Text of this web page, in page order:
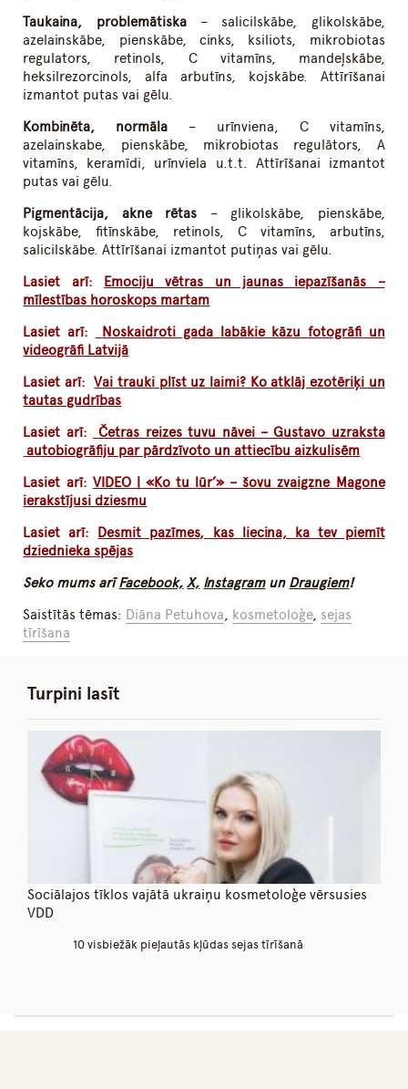
Taukaina, problemātiska– salicilskābe, glikolskābe,
azelainskābe, pienskābe, cinks, ksiliots, mikrobiotas
regulators, retinols, C vitamīns, mandeļskābe,
heksilrezorcinols, alfa arbutīns, kojskābe. Attīrīšanai
izmantot putas vai gēlu.
Kombinēta, normāla – urīnviena, C vitamīns,
azelainskabe, pienskābe, mikrobiotas regulātors, A
vitamīns, keramīdi, urīnviela u.t.t. Attīrīšanai izmantot
putas vai gēlu.
Pigmentācija, akne rētas – glikolskābe, pienskābe,
kojskābe, fitīnskābe, retinols, C vitamīns, arbutīns,
salicilskābe. Attīrīšanai izmantot putiņas vai gēlu.
Lasiet arī:
Emociju vētras un jaunas iepazīšanās –
mīlestības horoskops martam
Lasiet arī:
Noskaidroti gada labākie kāzu fotogrāfi un
videogrāfi Latvijā
Lasiet arī:Vai trauki plīst uz laimi? Ko atklāj ezotēriķi un
tautas gudrības
Lasiet arī:
Četras reizes tuvu nāvei – Gustavo uzraksta
autobiogrāfiju par pārdzīvoto un attiecību aizkulisēm
Lasiet arī: VIDEO | «Ko tu lūr’» – šovu zvaigzne Magone
ierakstījusi dziesmu
Lasiet arī:
Desmit pazīmes, kas liecina, ka tev piemīt
dziednieka spējas
Seko mums arīFacebook, X, Instagramun Draugiem!
Saistītās tēmas: Diāna Petuhova, kosmetoloģe, sejas
tīrīšana
Turpini lasīt
Sociālajos tīklos vajātā ukraiņu kosmetoloģe vērsusies
VDD
10 visbiežāk pieļautās kļūdas sejas tīrīšanā